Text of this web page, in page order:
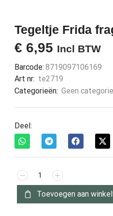
Tegeltje Frida
€ 6,95 Incl BTW
Barcode: 8719097106169
Art nr: te2719
Categorieën: Geen categorie
Deel:
Toevoegen aan